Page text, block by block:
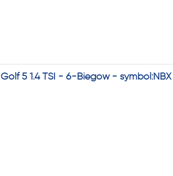
5 1.4 TSI - 6-Biegów - symbol:NBX